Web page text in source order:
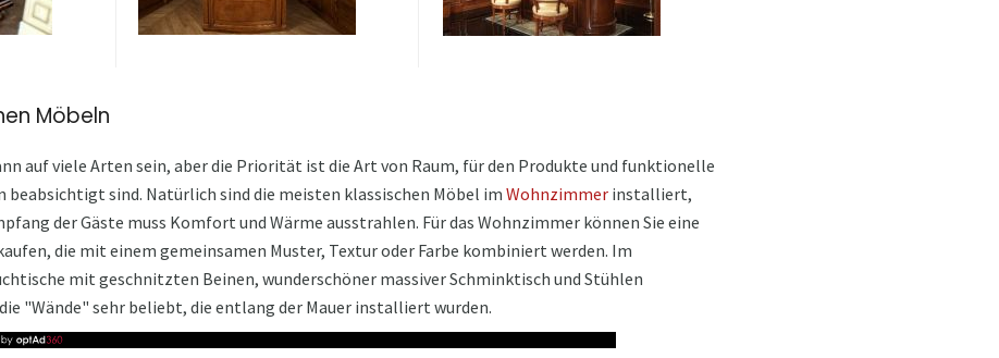
Möbeln
auf viele Arten sein, aber die Priorität ist die Art von Raum, für den Produkte und funktionelle
beabsichtigt sind. Natürlich sind die meisten klassischen Möbel im Wohnzimmer installiert,
der Gäste muss Komfort und Wärme ausstrahlen. Für das Wohnzimmer können Sie eine
die mit einem gemeinsamen Muster, Textur oder Farbe kombiniert werden. Im
mit geschnitzten Beinen, wunderschöner massiver Schminktisch und Stühlen
"Wände" sehr beliebt, die entlang der Mauer installiert wurden.